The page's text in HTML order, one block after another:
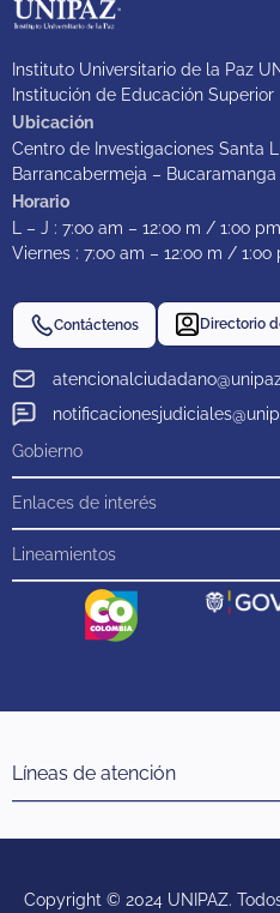
Instituto Universitario de la Paz
Institución de Educación Superior
Ubicación
Centro de Investigaciones Santa
Barrancabermeja –
Horario
L – J : 7:oo am – 12:oo m / 1:oo
Viernes : 7:oo am – 12:oo m /
Contáctenos Directorio
Gobierno
Enlaces de interés
Lineamientos
Líneas de atención
Copyright © 2024 UNIPAZ.